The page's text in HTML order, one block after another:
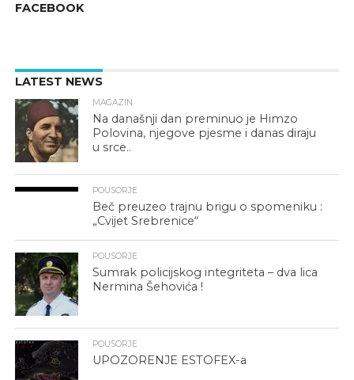
FACEBOOK
LATEST NEWS
MAGAZIN
Na današnji dan preminuo je Himzo
Polovina, njegove pjesme i danas diraju
u srce..
POUSORJE
Beč preuzeo trajnu brigu o spomeniku :
„Cvijet Srebrenice“
POUSORJE
Sumrak policijskog integriteta – dva lica
Nermina Šehovića !
POUSORJE
UPOZORENJE ESTOFEX-a